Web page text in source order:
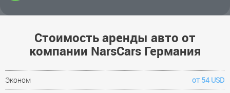
Стоимость аренды авто от
компании NarsCars Германия
Эконом
от 54 USD